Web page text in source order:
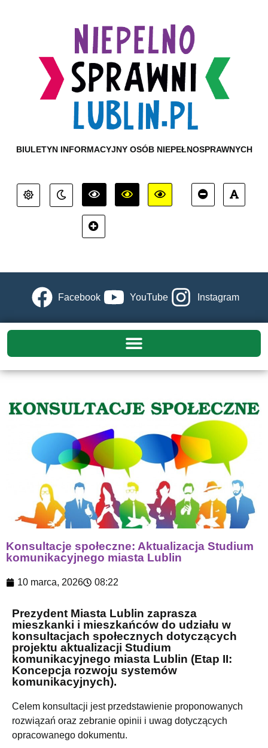
BIULETYN INFORMACYJNY OSÓB NIEPEŁNOSPRAWNYCH
Facebook YouTube Instagram
Konsultacje społeczne: Aktualizacja Studium
komunikacyjnego miasta Lublin
10 marca, 2026 08:22
Prezydent Miasta Lublin zaprasza
mieszkanki i mieszkańców do udziału w
konsultacjach społecznych dotyczących
projektu aktualizacji Studium
komunikacyjnego miasta Lublin (Etap II:
Koncepcja rozwoju systemów
komunikacyjnych).
Celem konsultacji jest przedstawienie proponowanych
rozwiązań oraz zebranie opinii i uwag dotyczących
opracowanego dokumentu.